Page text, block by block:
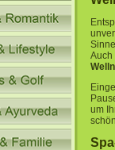
Auch
um